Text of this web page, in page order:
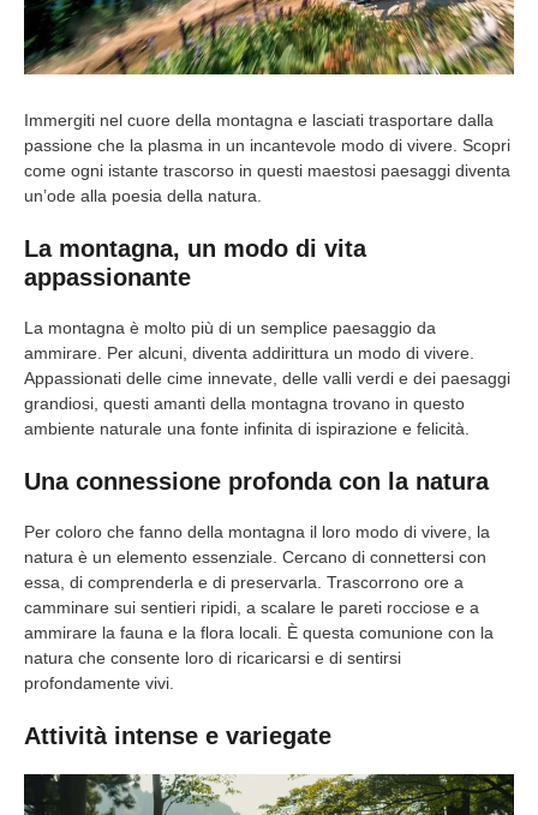
Immergiti nel cuore della montagna e lasciati trasportare dalla
passione che la plasma in un incantevole modo di vivere. Scopri
come ogni istante trascorso in questi maestosi paesaggi diventa
un’ode alla poesia della natura.
La montagna, un modo di vita
appassionante
La montagna è molto più di un semplice paesaggio da
ammirare. Per alcuni, diventa addirittura un modo di vivere.
Appassionati delle cime innevate, delle valli verdi e dei paesaggi
grandiosi, questi amanti della montagna trovano in questo
ambiente naturale una fonte infinita di ispirazione e felicità.
Una connessione profonda con la natura
Per coloro che fanno della montagna il loro modo di vivere, la
natura è un elemento essenziale. Cercano di connettersi con
essa, di comprenderla e di preservarla. Trascorrono ore a
camminare sui sentieri ripidi, a scalare le pareti rocciose e a
ammirare la fauna e la flora locali. È questa comunione con la
natura che consente loro di ricaricarsi e di sentirsi
profondamente vivi.
Attività intense e variegate